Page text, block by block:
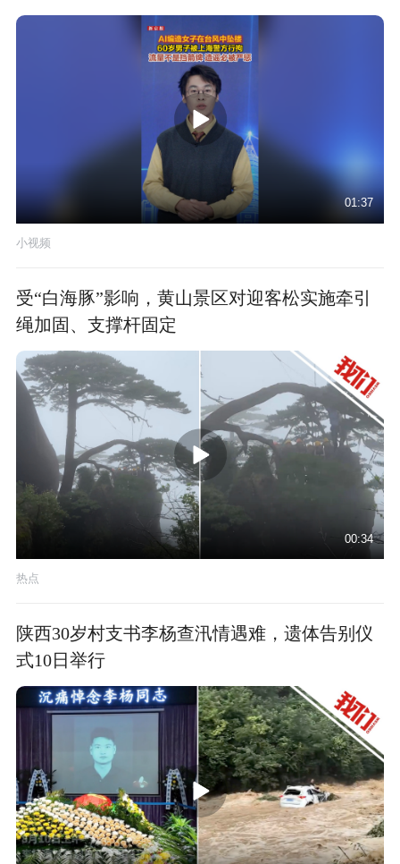
01:37
小视频
受“白海豚”影响，黄山景区对迎客松实施牵引
绳加固、支撑杆固定
00:34
热点
陕西30岁村支书李杨查汛情遇难，遗体告别仪
式10日举行